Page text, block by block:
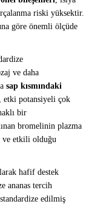
riski yüksektir.
göre önemli ölçüde
ve daha
sap kısmındaki
etki potansiyeli çok
bir
bromelinin plazma
ve etkili olduğu
hafif destek
ananas tercih
edilmiş